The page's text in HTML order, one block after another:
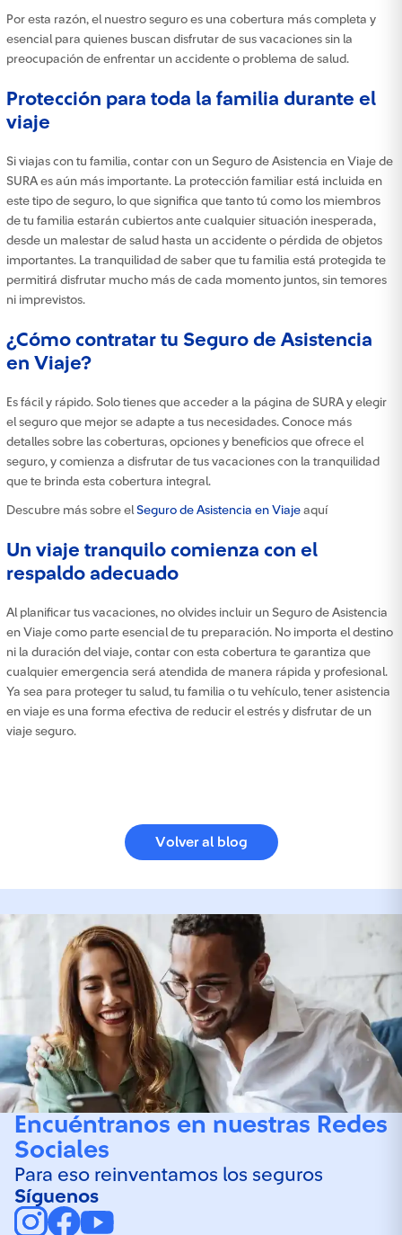
Por esta razón, el nuestro seguro es una cobertura más completa y
esencial para quienes buscan disfrutar de sus vacaciones sin la
preocupación de enfrentar un accidente o problema de salud.
Protección para toda la familia durante el
viaje
Si viajas con tu familia, contar con un Seguro de Asistencia en Viaje de
SURA es aún más importante. La protección familiar está incluida en
este tipo de seguro, lo que significa que tanto tú como los miembros
de tu familia estarán cubiertos ante cualquier situación inesperada,
desde un malestar de salud hasta un accidente o pérdida de objetos
importantes. La tranquilidad de saber que tu familia está protegida te
permitirá disfrutar mucho más de cada momento juntos, sin temores
ni imprevistos.
¿Cómo contratar tu Seguro de Asistencia
en Viaje?
Es fácil y rápido. Solo tienes que acceder a la página de SURA y elegir
el seguro que mejor se adapte a tus necesidades. Conoce más
detalles sobre las coberturas, opciones y beneficios que ofrece el
seguro, y comienza a disfrutar de tus vacaciones con la tranquilidad
que te brinda esta cobertura integral.
Descubre más sobre elSeguro de Asistencia en Viaje aquí
Un viaje tranquilo comienza con el
respaldo adecuado
Al planificar tus vacaciones, no olvides incluir un Seguro de Asistencia
en Viaje como parte esencial de tu preparación. No importa el destino
ni la duración del viaje, contar con esta cobertura te garantiza que
cualquier emergencia será atendida de manera rápida y profesional.
Ya sea para proteger tu salud, tu familia o tu vehículo, tener asistencia
en viaje es una forma efectiva de reducir el estrés y disfrutar de un
viaje seguro.
Volver al blog
Encuéntranos en nuestras Redes
Sociales
Para eso reinventamos los seguros
Síguenos